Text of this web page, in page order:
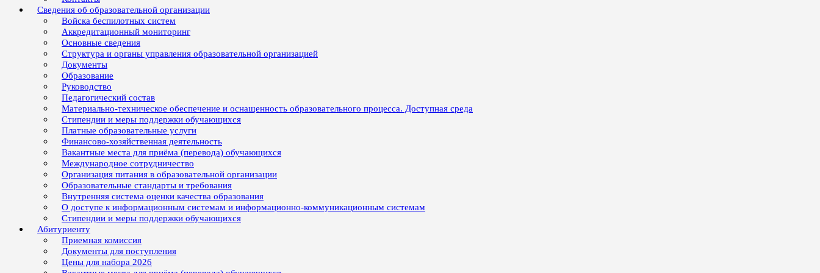
Сведения об образовательной организации
Войска беспилотных систем
Аккредитационный мониторинг
Основные сведения
Структура и органы управления образовательной организацией
Документы
Образование
Руководство
Педагогический состав
Материально-техническое обеспечение и оснащенность образовательного процесса. Доступная среда
Стипендии и меры поддержки обучающихся
Платные образовательные услуги
Финансово-хозяйственная деятельность
Вакантные места для приёма (перевода) обучающихся
Международное сотрудничество
Организация питания в образовательной организации
Образовательные стандарты и требования
Внутренняя система оценки качества образования
О доступе к информационным системам и информационно-коммуникационным системам
Стипендии и меры поддержки обучающихся
Абитуриенту
Приемная комиссия
Документы для поступления
Цены для набора 2026